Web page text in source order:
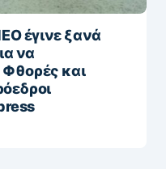
έγινε ξανά
να
Φθορές και